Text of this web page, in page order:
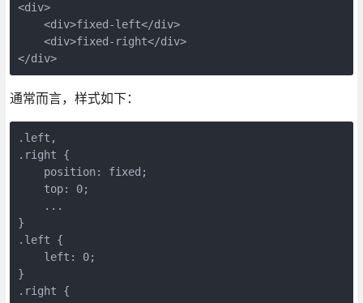
<div>
    <div>fixed-left</div>
    <div>fixed-right</div>
</div>
通常而言，样式如下：
.left,
.right {
    position: fixed;
    top: 0;
    ...
}
.left {
    left: 0;
}
.right {